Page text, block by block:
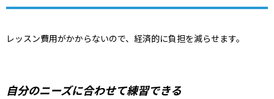
レッスン費用がかからないので、経済的に負担を減らせます。
自分のニーズに合わせて練習できる